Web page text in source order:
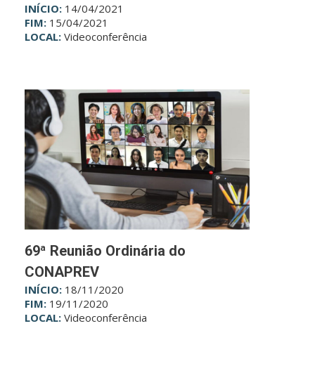
INÍCIO: 14/04/2021
FIM: 15/04/2021
LOCAL: Videoconferência
69ª Reunião Ordinária do
CONAPREV
INÍCIO: 18/11/2020
FIM: 19/11/2020
LOCAL: Videoconferência